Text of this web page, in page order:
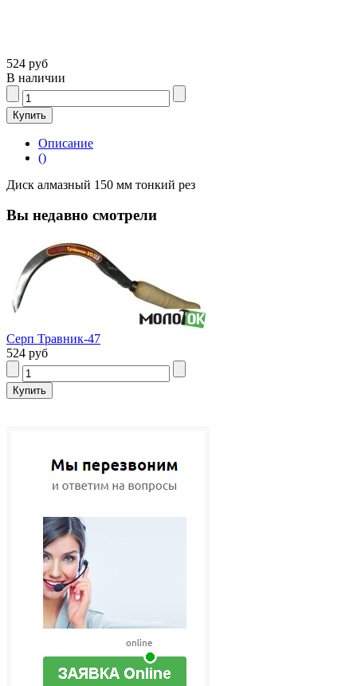
524 руб
В наличии
Описание
()
Диск алмазный 150 мм тонкий рез
Вы недавно смотрели
Серп Травник-47
524 руб